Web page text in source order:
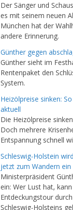
Der Sänger und
es mit seinem neuen
München hat der
andere Erinnerung.
Günther gegen
Günther sieht im
Rentenpaket den
System.
Heizölpreise sinken:
aktuell
Die Heizölpreise
Doch mehrere
Entspannung schnell
Schleswig-Holstein
jetzt zum Wandern ein
Ministerpräsident
ein: Wer Lust hat,
Entdeckungstour
Schleswig-Holsteins